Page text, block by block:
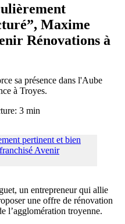
Maxime
Rénovations à
sa présence dans l'Aube
à Troyes.
3 min
un entrepreneur qui allie
une offre de rénovation
l’agglomération troyenne.